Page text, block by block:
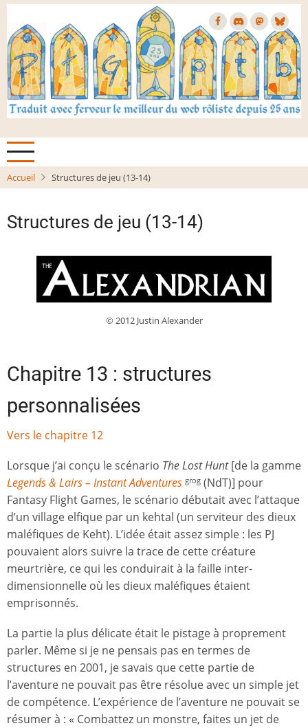
Aller
contenu
principal
Accueil Structures de jeu (13-14)
Structures de jeu (13-14)
© 2012 Justin Alexander
Chapitre 13 : structures
personnalisées
Vers le chapitre 12
Lorsque j’ai conçu le scénario The Lost Hunt[de la gamme
Legends & Lairs – Instant Adventures grog (NdT)] pour
Fantasy Flight Games, le scénario débutait avec l’attaque
d’un village elfique par un kehtal (un serviteur des dieux
maléfiques de Keht). L’idée était assez simple : les PJ
pouvaient alors suivre la trace de cette créature
meurtrière, ce qui les conduirait à la faille inter-
dimensionnelle où les dieux maléfiques étaient
emprisonnés.
La partie la plus délicate était le pistage à proprement
parler. Même si je ne pensais pas en termes de
structures en 2001, je savais que cette partie de
l’aventure ne pouvait pas être résolue avec un simple jet
de compétence. L’expérience de l’aventure ne pouvait se
résumer à : « Combattez un monstre, faites un jet de